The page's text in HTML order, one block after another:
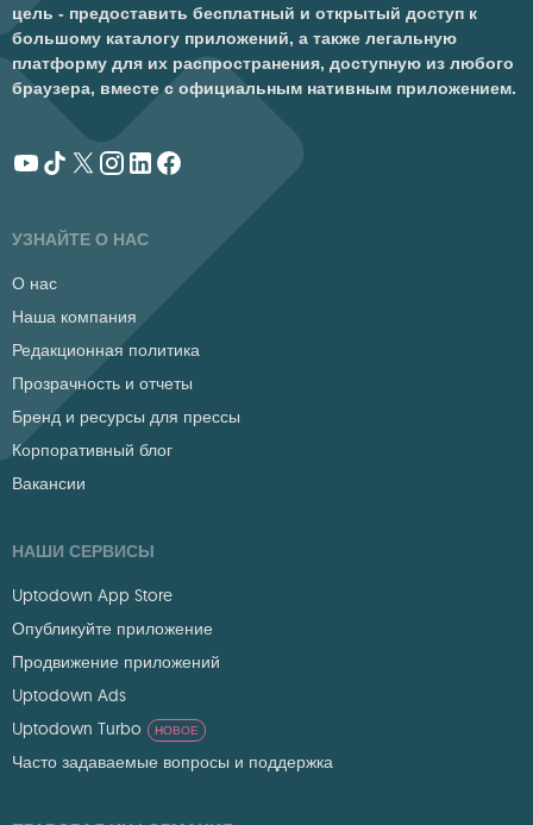
цель - предоставить бесплатный и открытый доступ к
большому каталогу приложений, а также легальную
платформу для их распространения, доступную из любого
браузера, вместе с официальным нативным приложением.
УЗНАЙТЕ О НАС
О нас
Наша компания
Редакционная политика
Прозрачность и отчеты
Бренд и ресурсы для прессы
Корпоративный блог
Вакансии
НАШИ СЕРВИСЫ
Uptodown App Store
Опубликуйте приложение
Продвижение приложений
Uptodown Ads
Uptodown Turbo
НОВОЕ
Часто задаваемые вопросы и поддержка